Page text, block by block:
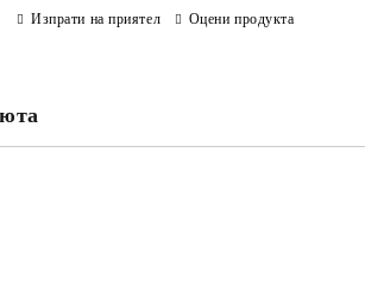
Изпрати на приятел Оцени продукта